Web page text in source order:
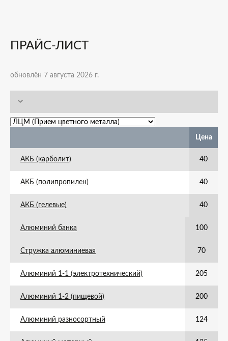
ПРАЙС-ЛИСТ
обновлён 7 августа 2026 г.
Цена
АКБ (карболит) 40
АКБ (полипропилен) 40
АКБ (гелевые) 40
Алюминий банка 100
Стружка алюминиевая 70
Алюминий 1-1 (электротехнический) 205
Алюминий 1-2 (пищевой) 200
Алюминий разносортный 124